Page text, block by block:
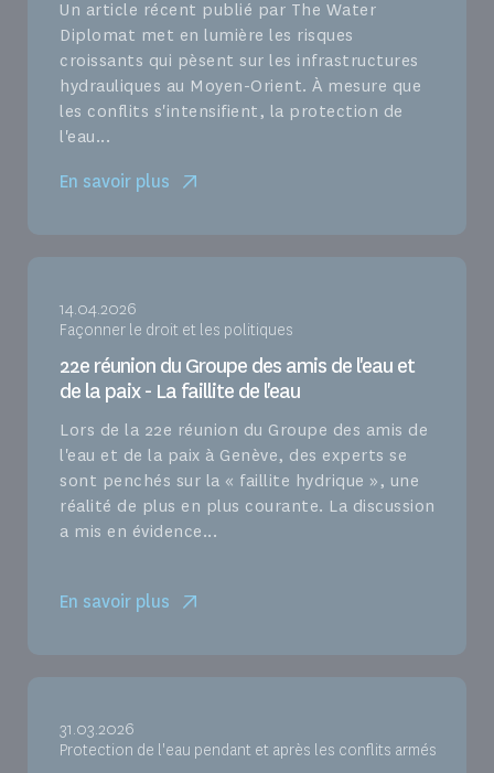
Un article récent publié par The Water
Diplomat met en lumière les risques
croissants qui pèsent sur les infrastructures
hydrauliques au Moyen-Orient. À mesure que
les conflits s'intensifient, la protection de
l'eau...
En savoir plus
14.04.2026
Façonner le droit et les politiques
22e réunion du Groupe des amis de l'eau et
de la paix - La faillite de l'eau
Lors de la 22e réunion du Groupe des amis de
l'eau et de la paix à Genève, des experts se
sont penchés sur la « faillite hydrique », une
réalité de plus en plus courante. La discussion
a mis en évidence...
En savoir plus
31.03.2026
Protection de l'eau pendant et après les conflits armés